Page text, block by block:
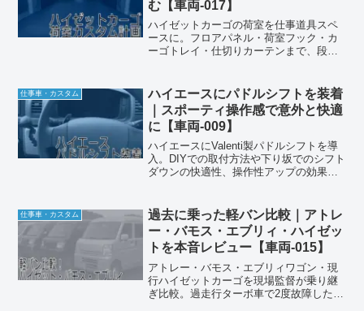
む【車両-017】
ハイゼットカーゴの荷室を仕事道具スペ
ースに。フロアパネル・荷室フック・カ
ーゴトレイ・仕切りカーテンまで、段階
仕事車・カスタム
ハイエースにパドルシフトを装着
｜スポーティ操作感で意外と快適
に【車両-009】
ハイエースにValenti製パドルシフトを導
入。DIYでの取付方法や下り坂でのシフト
ダウンの快適性、操作性アップの効果を
仕事車・カスタム
過去に乗った軽バン比較｜アトレ
ー・バモス・エブリィ・ハイゼッ
トを本音レビュー【車両-015】
アトレー・バモス・エブリィワゴン・現
行ハイゼットカーゴを現場監督が乗り継
ぎ比較。過走行ターボ車で2度故障した失